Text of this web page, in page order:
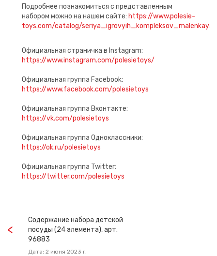
Подробнее познакомиться с представленным
набором можно на нашем сайте: https://www.polesie-
toys.com/catalog/
Официальная страничка в Instagram:
https://www.instagram.com/polesietoys/
Официальная группа Facebook:
https://www.facebook.com/polesietoys
Официальная группа Вконтакте:
https://vk.com/polesietoys
Официальная группа Одноклассники:
https://ok.ru/polesietoys
Официальная группа Twitter:
https://twitter.com/polesietoys
Содержание набора детской
посуды (24 элемента), арт.
96883
Дата: 2 июня 2023 г.